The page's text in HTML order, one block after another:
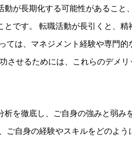
が長期化する可能性があること
とです。 転職活動が長引くと、
ては、マネジメント経験や専門的
させるためには、これらのデメ
析を徹底し、ご自身の強みと弱み
ご自身の経験やスキルをどのよう